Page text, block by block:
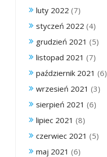
luty 2022 (7)
styczeń 2022 (4)
grudzień 2021 (5)
listopad 2021 (7)
październik 2021 (6)
wrzesień 2021 (3)
sierpień 2021 (6)
lipiec 2021 (8)
czerwiec 2021 (5)
maj 2021 (6)